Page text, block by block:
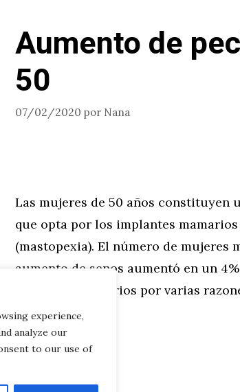
experience,
analyze our
to our use of
Aumento de
50
07/02/2020 por Nana
Las mujeres de 50 años constituyen
que opta por los implantes
(mastopexia). El número de mujeres
aumento de senos aumentó en un
implantes mamarios por varias
Leer más